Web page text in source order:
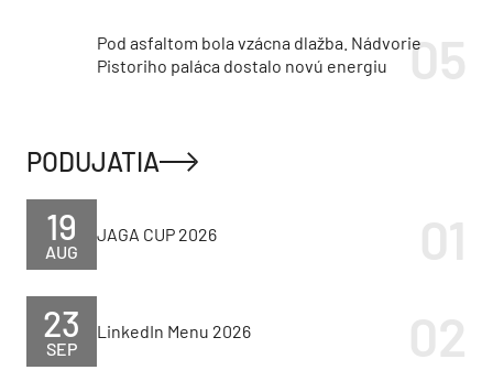
Pod asfaltom bola vzácna dlažba. Nádvorie
Pistoriho paláca dostalo novú energiu
PODUJATIA
AUG
19 JAGA CUP 2026
SEP
23 LinkedIn Menu 2026